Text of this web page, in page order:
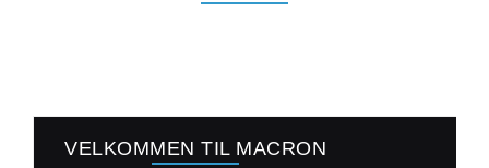
VELKOMMEN TIL MACRON